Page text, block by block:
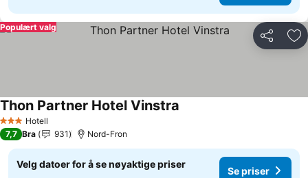
Del
Populært valg
3 StjernerHotell
Thon Partner Hotel Vinstra
7,7 Bra 931 Nord-Fron
Velg datoer for å se nøyaktige priser
Se priser